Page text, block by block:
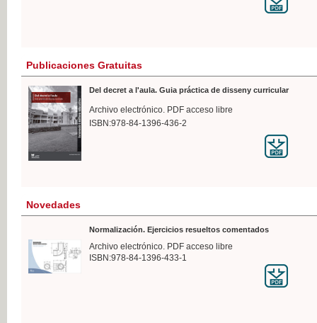
Publicaciones Gratuitas
Del decret a l'aula. Guia práctica de disseny curricular
Archivo electrónico. PDF acceso libre
ISBN:978-84-1396-436-2
Novedades
Normalización. Ejercicios resueltos comentados
Archivo electrónico. PDF acceso libre
ISBN:978-84-1396-433-1